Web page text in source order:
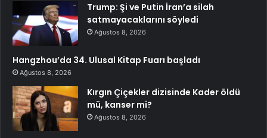
Trump: Şi ve Putin İran’a silah
satmayacaklarını söyledi
Ağustos 8, 2026
Hangzhou’da 34. Ulusal Kitap Fuarı başladı
Ağustos 8, 2026
Kırgın Çiçekler dizisinde Kader öldü
mü, kanser mi?
Ağustos 8, 2026